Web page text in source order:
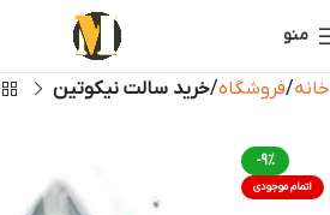
منو
خانه فروشگاه خرید سالت نیکوتین
-9%
اتمام موجودی